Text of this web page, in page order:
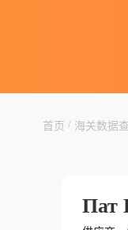
首页 / 海关数据
Пат